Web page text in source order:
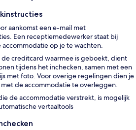
aankomst een e-mail met
Een receptiemedewerker staat bij
accommodatie op je te wachten.
de creditcard waarmee is geboekt, dient
tijdens het inchecken, samen met een
met foto. Voor overige regelingen dien je
de accommodatie te overleggen.
de accommodatie verstrekt, is mogelijk
vertaaltools